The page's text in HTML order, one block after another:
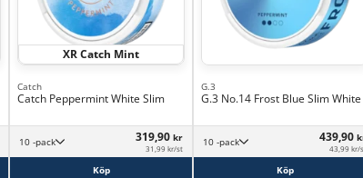
XR Catch Mint
Catch
Catch Peppermint White Slim
10 -pack 319,90 kr
31,99 kr/st
Köp
G.3
G.3 No.14 Frost Blue Slim White
10 -pack 439,90
43,99 kr/
Köp